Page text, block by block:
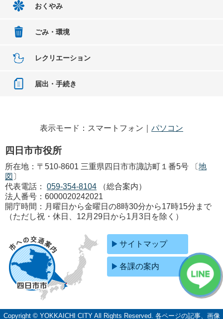
おくやみ
ごみ・環境
レクリエーション
届出・手続き
表示モード：スマートフォン｜ パソコン
四日市市役所
所在地：〒510-8601 三重県四日市市諏訪町１番5号 〔地
図 〕
代表電話：
059-354-8104
（総合案内）
法人番号：6000020242021
開庁時間：月曜日から金曜日の8時30分から17時15分まで
（ただし祝・休日、12月29日から1月3日を除く）
サイトマップ
各課の案内
Copyright © YOKKAICHI CITY All Rights Reserved. 各ページの記事、画像